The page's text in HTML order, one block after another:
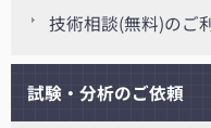
技術相談(無料)のご
試験・分析のご依頼